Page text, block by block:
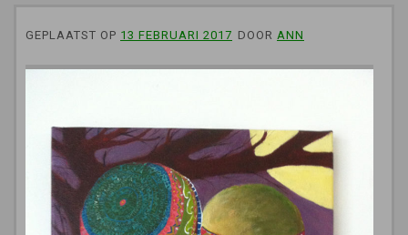
GEPLAATST OP 13 FEBRUARI 2017 DOOR ANN